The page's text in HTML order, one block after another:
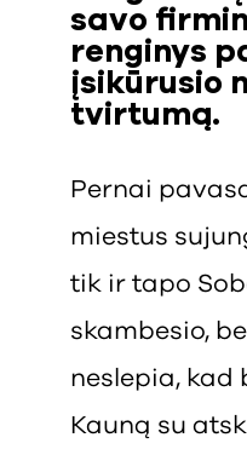
savo
renginys
įsikūrusio
tvirtumą.
Pernai
miestus
tik ir tapo
skambesio,
neslepia,
Kauną su